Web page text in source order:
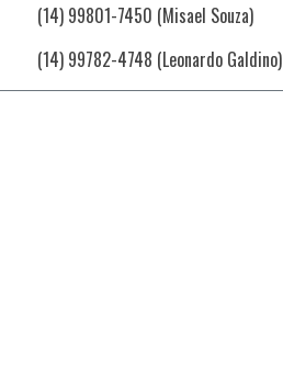
(14) 99801-7450 (Misael Souza)
(14) 99782-4748 (Leonardo Galdino)